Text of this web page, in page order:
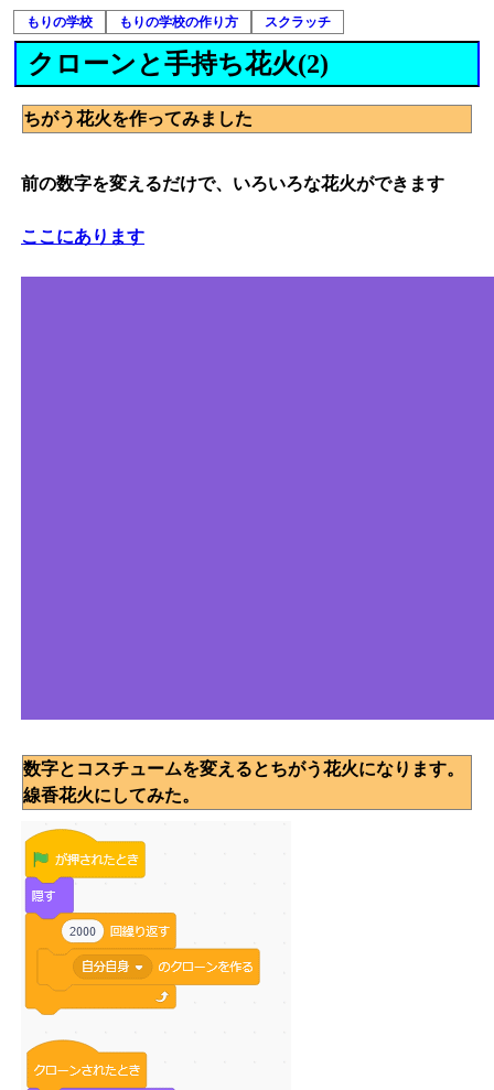
もりの学校 もりの学校の作り方 スクラッチ
クローンと手持ち花火(2)
ちがう花火を作ってみました
前の数字を変えるだけで、いろいろな花火ができます
ここにあります
数字とコスチュームを変えるとちがう花火になります。
線香花火にしてみた。